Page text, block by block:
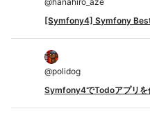
[Symfony4] Symfony
@polidog
Symfony4でTodoアプリを